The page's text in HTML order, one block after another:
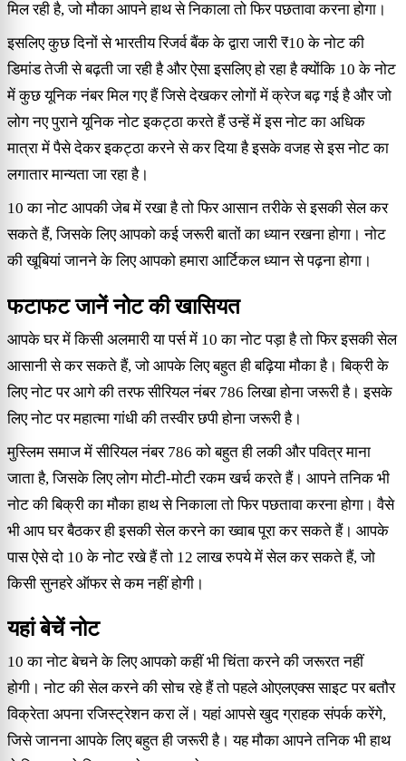
मिल रही है, जो मौका आपने हाथ से निकाला तो फिर पछतावा करना होगा।
इसलिए कुछ दिनों से भारतीय रिजर्व बैंक के द्वारा जारी ₹10 के नोट की
डिमांड तेजी से बढ़ती जा रही है और ऐसा इसलिए हो रहा है क्योंकि 10 के नोट
में कुछ यूनिक नंबर मिल गए हैं जिसे देखकर लोगों में क्रेज बढ़ गई है और जो
लोग नए पुराने यूनिक नोट इकट्ठा करते हैं उन्हें में इस नोट का अधिक
मात्रा में पैसे देकर इकट्ठा करने से कर दिया है इसके वजह से इस नोट का
लगातार मान्यता जा रहा है।
10 का नोट आपकी जेब में रखा है तो फिर आसान तरीके से इसकी सेल कर
सकते हैं, जिसके लिए आपको कई जरूरी बातों का ध्यान रखना होगा। नोट
की खूबियां जानने के लिए आपको हमारा आर्टिकल ध्यान से पढ़ना होगा।
फटाफट जानें नोट की खासियत
आपके घर में किसी अलमारी या पर्स में 10 का नोट पड़ा है तो फिर इसकी सेल
आसानी से कर सकते हैं, जो आपके लिए बहुत ही बढ़िया मौका है। बिक्री के
लिए नोट पर आगे की तरफ सीरियल नंबर 786 लिखा होना जरूरी है। इसके
लिए नोट पर महात्मा गांधी की तस्वीर छपी होना जरूरी है।
मुस्लिम समाज में सीरियल नंबर 786 को बहुत ही लकी और पवित्र माना
जाता है, जिसके लिए लोग मोटी-मोटी रकम खर्च करते हैं। आपने तनिक भी
नोट की बिक्री का मौका हाथ से निकाला तो फिर पछतावा करना होगा। वैसे
भी आप घर बैठकर ही इसकी सेल करने का ख्वाब पूरा कर सकते हैं। आपके
पास ऐसे दो 10 के नोट रखे हैं तो 12 लाख रुपये में सेल कर सकते हैं, जो
किसी सुनहरे ऑफर से कम नहीं होगी।
यहां बेचें नोट
10 का नोट बेचने के लिए आपको कहीं भी चिंता करने की जरूरत नहीं
होगी। नोट की सेल करने की सोच रहे हैं तो पहले ओएलएक्स साइट पर बतौर
विक्रेता अपना रजिस्ट्रेशन करा लें। यहां आपसे खुद ग्राहक संपर्क करेंगे,
जिसे जानना आपके लिए बहुत ही जरूरी है। यह मौका आपने तनिक भी हाथ